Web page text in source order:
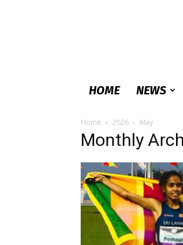
HOME NEWS
Home 2026 May
Monthly